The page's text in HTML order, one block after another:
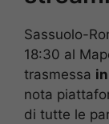
Sassuolo-
18:30 al
trasmessa
nota
di tutte le